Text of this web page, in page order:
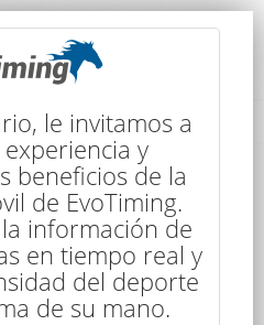
8
le invitamos a
y
beneficios de la
de EvoTiming.
información de
en tiempo real y
del deporte
de su mano.